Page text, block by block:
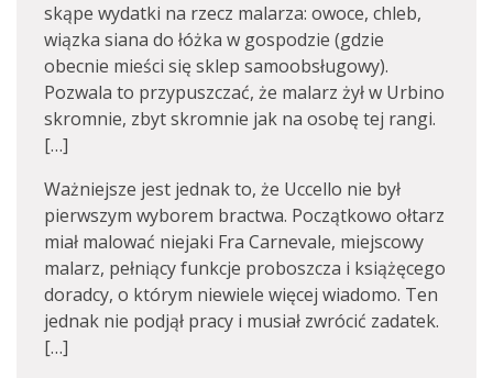
skąpe wydatki na rzecz malarza: owoce, chleb,
wiązka siana do łóżka w gospodzie (gdzie
obecnie mieści się sklep samoobsługowy).
Pozwala to przypuszczać, że malarz żył w Urbino
skromnie, zbyt skromnie jak na osobę tej rangi.
[…]
Ważniejsze jest jednak to, że Uccello nie był
pierwszym wyborem bractwa. Początkowo ołtarz
miał malować niejaki Fra Carnevale, miejscowy
malarz, pełniący funkcje proboszcza i książęcego
doradcy, o którym niewiele więcej wiadomo. Ten
jednak nie podjął pracy i musiał zwrócić zadatek.
[…]